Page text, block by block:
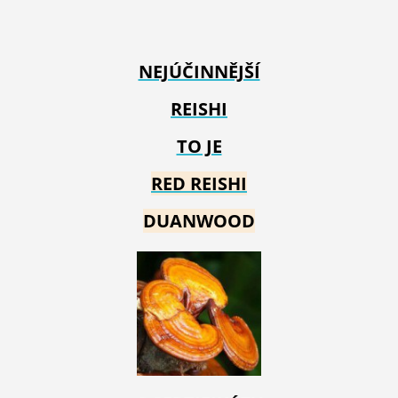
NEJÚČINNĚJŠÍ
REISHI
TO JE
RED REISHI
DUANWOOD